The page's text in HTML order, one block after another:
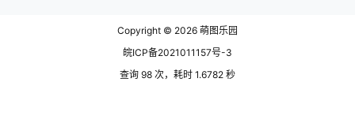
Copyright © 2026 萌图乐园
皖ICP备2021011157号-3
查询 98 次，耗时 1.6782 秒